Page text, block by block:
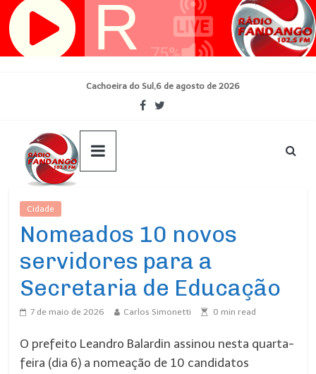
Pular
para
Cachoeira do Sul,6 de agosto de 2026
Cidade
Nomeados 10 novos
servidores para a
Secretaria de Educação
7 de maio de 2026 Carlos Simonetti 0 min read
O prefeito Leandro Balardin assinou nesta quarta-
feira (dia 6) a nomeação de 10 candidatos